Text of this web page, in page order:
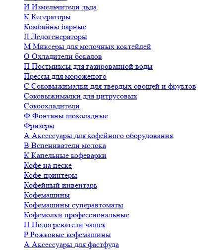
И Измельчители льда
К Кегераторы
Комбайны барные
Л Ледогенераторы
М Миксеры для молочных коктейлей
О Охладители бокалов
П Постмиксы для газированной воды
Прессы для мороженого
С Соковыжималки для твердых овощей и фруктов
Соковыжималки для цитрусовых
Сокоохладители
Ф Фонтаны шоколадные
Фризеры
А Аксессуары для кофейного оборудования
В Вспениватели молока
К Капельные кофеварки
Кофе на песке
Кофе-принтеры
Кофейный инвентарь
Кофемашины
Кофемашины суперавтоматы
Кофемолки профессиональные
П Подогреватели чашек
Р Рожковые кофемашины
А Аксессуары для фастфуда